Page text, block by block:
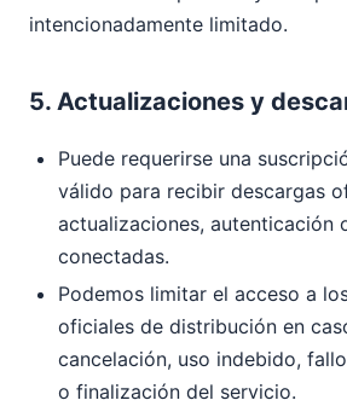
intencionadamente limitado.
5. Actualizaciones y
Puede requerirse una
válido para recibir descargas
actualizaciones, autenticación
conectadas.
Podemos limitar el acceso a
oficiales de distribución en
cancelación, uso indebido,
o finalización del servicio.